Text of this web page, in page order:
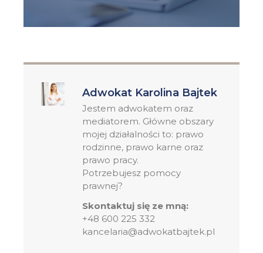
Adwokat Karolina Bajtek
Jestem adwokatem oraz
mediatorem. Główne obszary
mojej działalności to: prawo
rodzinne, prawo karne oraz
prawo pracy.
Potrzebujesz pomocy
prawnej?
Skontaktuj się ze mną:
+48 600 225 332
kancelaria@adwokatbajtek.pl